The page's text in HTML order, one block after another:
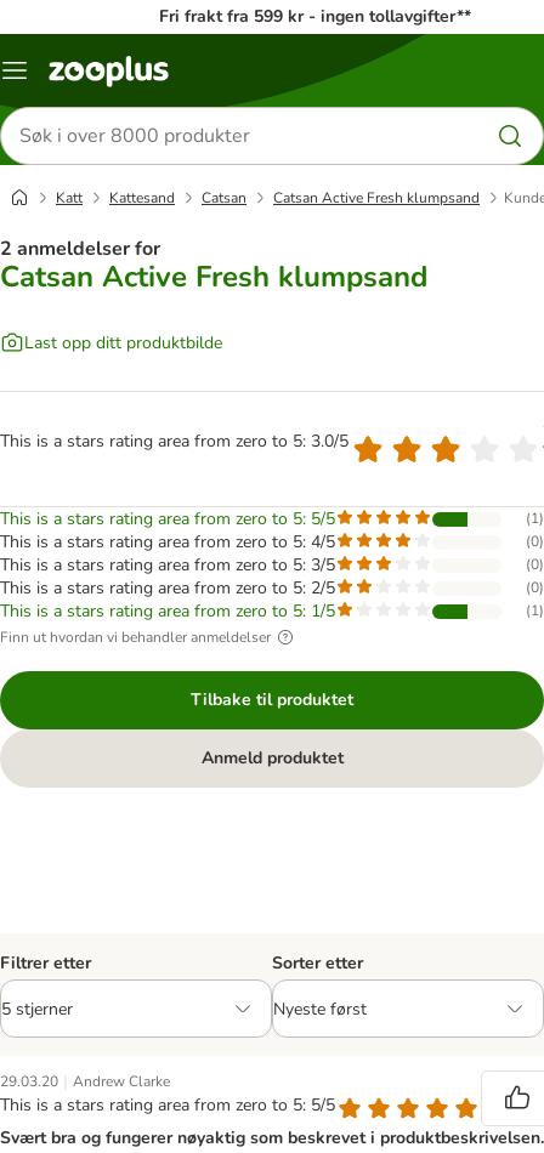
Fri frakt fra 599 kr - ingen tollavgifter**
Katalogmeny
Søk
etter
produkter
Katt Kattesand Catsan Catsan Active Fresh klumpsand
2 anmeldelser for
Catsan Active Fresh klumpsand
Last opp ditt produktbilde
This is a stars rating area from zero to 5: 3.0/5
This is a stars rating area from zero to 5: 5/5 (1)
This is a stars rating area from zero to 5: 4/5 (0)
This is a stars rating area from zero to 5: 3/5 (0)
This is a stars rating area from zero to 5: 2/5 (0)
This is a stars rating area from zero to 5: 1/5 (1)
Finn ut hvordan vi behandler anmeldelser
Tilbake til produktet
Anmeld produktet
Filtrer etter Sorter etter
29.03.20 | Andrew Clarke
This is a stars rating area from zero to 5: 5/5
Svært bra og fungerer nøyaktig som beskrevet i produktbeskrivelsen.